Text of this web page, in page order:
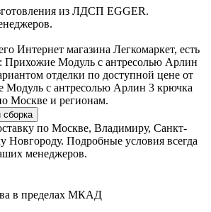
из ЛДСП EGGER.
Интернет магазина Легкомаркет, есть
Прихожие Модуль с антресолью Арлин
отделки по доступной цене от
Модуль с антресолью Арлин 3 крючка
Москве и регионам.
по Москве, Владимиру, Санкт-
Новгороду. Подробные условия всегда
менеджеров.
в пределах МКАД